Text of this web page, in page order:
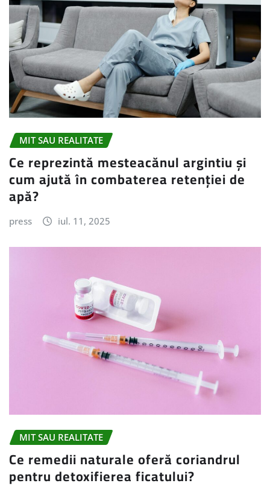
MIT SAU REALITATE
Ce reprezintă mesteacănul argintiu și
cum ajută în combaterea retenției de
apă?
press iul. 11, 2025
MIT SAU REALITATE
Ce remedii naturale oferă coriandrul
pentru detoxifierea ficatului?